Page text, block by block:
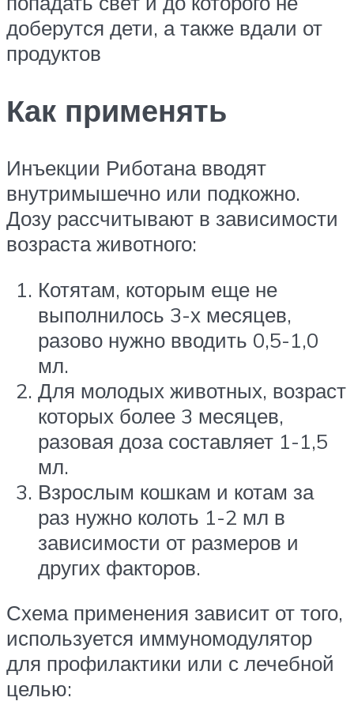
доберутся дети, а также вдали от
продуктов
Как применять
Инъекции Риботана вводят
внутримышечно или подкожно.
Дозу рассчитывают в зависимости
возраста животного:
Котятам, которым еще не
выполнилось 3-х месяцев,
разово нужно вводить 0,5-1,0
мл.
Для молодых животных, возраст
которых более 3 месяцев,
разовая доза составляет 1-1,5
мл.
Взрослым кошкам и котам за
раз нужно колоть 1-2 мл в
зависимости от размеров и
других факторов.
Схема применения зависит от того,
используется иммуномодулятор
для профилактики или с лечебной
целью: